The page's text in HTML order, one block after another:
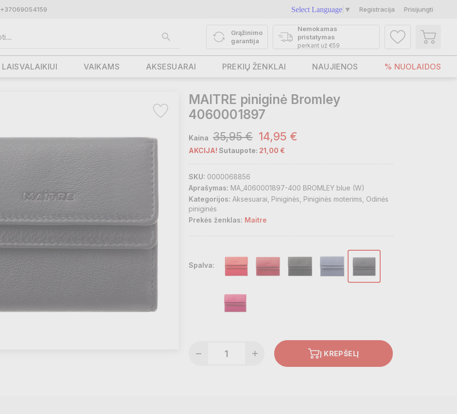
+37069054159 Select Language ▼ Registracija Prisijungti
Grąžinimo
garantija
Nemokamas
pristatymas
perkant už €59
LAISVALAIKIUI VAIKAMS AKSESUARAI PREKIŲ ŽENKLAI NAUJIENOS % NUOLAIDOS
MAITRE piniginė Bromley
4060001897
Kaina 35,95 € 14,95 €
AKCIJA! Sutaupote: 21,00 €
SKU: 0000068856
Aprašymas: MA_4060001897-400 BROMLEY blue (W)
Kategorijos: Aksesuarai Piniginės Piniginės moterims Odinės
piniginės
Prekės ženklas: Maitre
Spalva:
Į KREPŠELĮ